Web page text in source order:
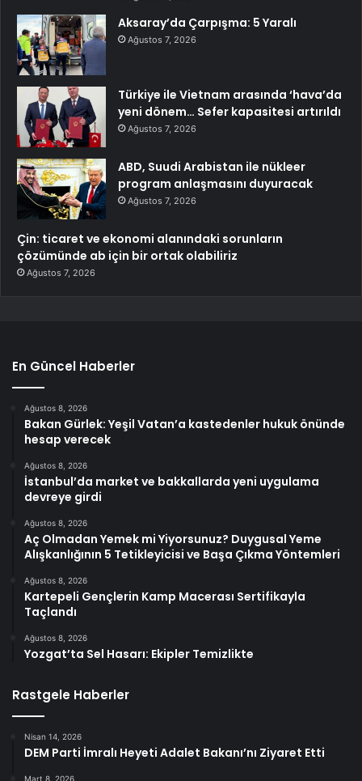
Aksaray’da Çarpışma: 5 Yaralı
Ağustos 7, 2026
Türkiye ile Vietnam arasında ‘hava’da
yeni dönem… Sefer kapasitesi artırıldı
Ağustos 7, 2026
ABD, Suudi Arabistan ile nükleer
program anlaşmasını duyuracak
Ağustos 7, 2026
Çin: ticaret ve ekonomi alanındaki sorunların
çözümünde ab için bir ortak olabiliriz
Ağustos 7, 2026
En Güncel Haberler
Ağustos 8, 2026
Bakan Gürlek: Yeşil Vatan’a kastedenler hukuk önünde
hesap verecek
Ağustos 8, 2026
İstanbul’da market ve bakkallarda yeni uygulama
devreye girdi
Ağustos 8, 2026
Aç Olmadan Yemek mi Yiyorsunuz? Duygusal Yeme
Alışkanlığının 5 Tetikleyicisi ve Başa Çıkma Yöntemleri
Ağustos 8, 2026
Kartepeli Gençlerin Kamp Macerası Sertifikayla
Taçlandı
Ağustos 8, 2026
Yozgat’ta Sel Hasarı: Ekipler Temizlikte
Rastgele Haberler
Nisan 14, 2026
DEM Parti İmralı Heyeti Adalet Bakanı’nı Ziyaret Etti
Mart 8, 2026